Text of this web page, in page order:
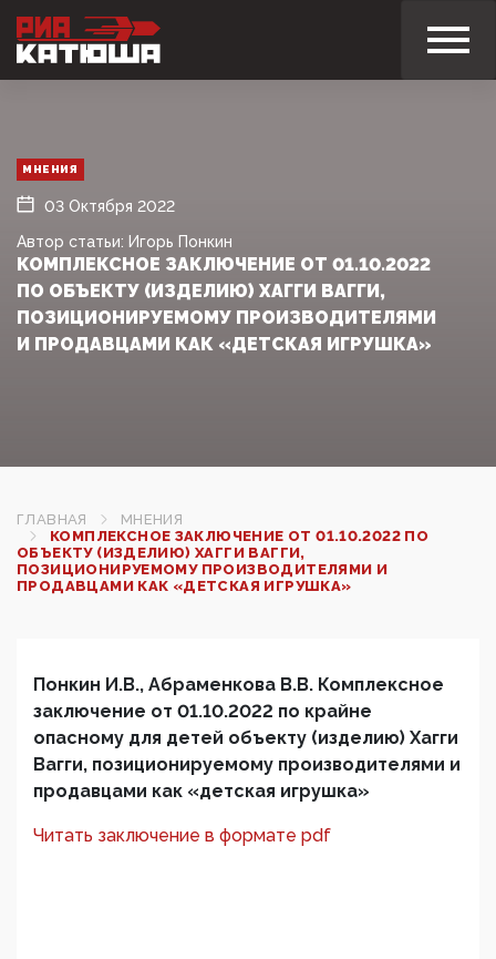
МНЕНИЯ
03 Октября 2022
Автор статьи: Игорь Понкин
КОМПЛЕКСНОЕ ЗАКЛЮЧЕНИЕ ОТ 01.10.2022
ПО ОБЪЕКТУ (ИЗДЕЛИЮ) ХАГГИ ВАГГИ,
ПОЗИЦИОНИРУЕМОМУ ПРОИЗВОДИТЕЛЯМИ
И ПРОДАВЦАМИ КАК «ДЕТСКАЯ ИГРУШКА»
ГЛАВНАЯ
МНЕНИЯ
КОМПЛЕКСНОЕ ЗАКЛЮЧЕНИЕ ОТ 01.10.2022 ПО
ОБЪЕКТУ (ИЗДЕЛИЮ) ХАГГИ ВАГГИ,
ПОЗИЦИОНИРУЕМОМУ ПРОИЗВОДИТЕЛЯМИ И
ПРОДАВЦАМИ КАК «ДЕТСКАЯ ИГРУШКА»
Понкин И.В., Абраменкова В.В. Комплексное
заключение от 01.10.2022 по крайне
опасному для детей объекту (изделию) Хагги
Вагги, позиционируемому производителями и
продавцами как «детская игрушка»
Читать заключение в формате pdf